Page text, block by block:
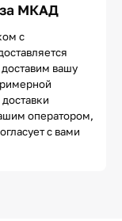
МКАД
с
вашу
оператором,
с вами